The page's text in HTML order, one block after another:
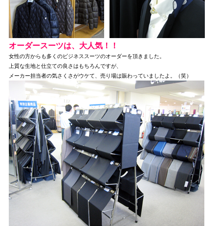
オーダースーツは、大人気！！
女性の方からも多くのビジネススーツのオーダーを頂きました。
上質な生地と仕立ての良さはもちろんですが、
メーカー担当者の気さくさがウケて、売り場は賑わっていましたよ。（笑）